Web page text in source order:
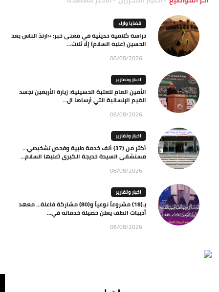
قضايا وآراء
دراسة كلامية حديثية في معنى خبر: «ارتدّ الناس بعد
الحسين (عليه السلام) إلّا ثلاث...
08/08/2026
اخبار وتقارير
الأمين العام للعتبة الحسينية: زيارة الأربعين تجسد
القيم الإنسانية التي أرساها ال...
08/08/2026
اخبار وتقارير
أكثر من (37) ألف خدمة طبية وفحص تشخيصي…
مستشفى السيدة خديجة الكبرى (عليها السلام...
08/08/2026
اخبار وتقارير
بـ(18) مشروعاً نوعياً و(80) مشاركة فاعلة… معهد
أديبات الطف يعلن حصيلة خدماته في...
08/08/2026